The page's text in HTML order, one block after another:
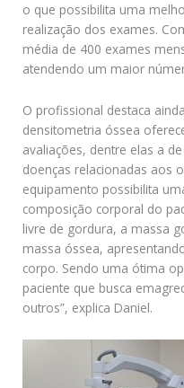
o que possibilita uma
realização dos exames.
média de 400 exames
atendendo um maior
O profissional destaca
densitometria óssea
avaliações, dentre elas a
doenças relacionadas aos
equipamento possibilita
composição corporal do
livre de gordura, a massa
massa óssea,
corpo. Sendo uma ótima
paciente que busca
outros”, explica Daniel.